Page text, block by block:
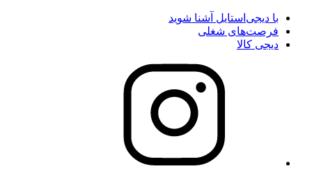
با دیجی‌استایل آشنا شوید
فرصت‌های شغلی
دیجی کالا